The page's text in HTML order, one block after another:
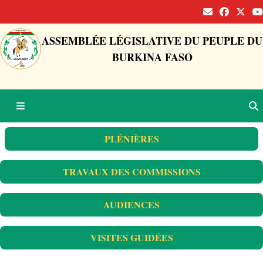
ASSEMBLÉE LÉGISLATIVE DU PEUPLE DU
BURKINA FASO
PLÉNIÈRES
TRAVAUX DES COMMISSIONS
AUDIENCES
VISITES GUIDÉES